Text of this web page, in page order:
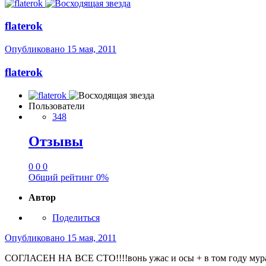
flaterok
Опубликовано 15 мая, 2011
flaterok
Пользователи
348
Отзывы
0 0 0
Общий рейтинг 0%
Автор
Поделиться
Опубликовано 15 мая, 2011
СОГЛАСЕН НА ВСЕ СТО!!!!вонь ужас и осы + в том году